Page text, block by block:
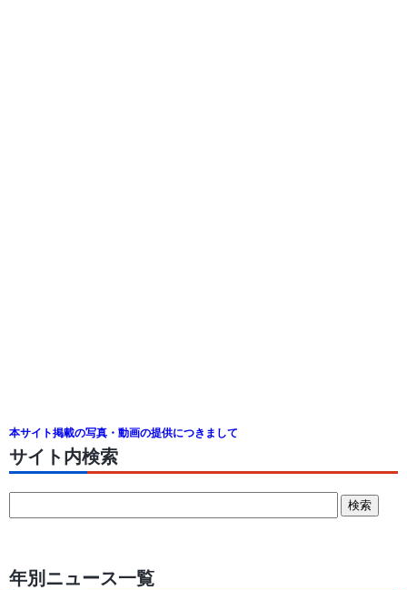
本サイト掲載の写真・動画の提供につきまして
サイト内検索
年別ニュース一覧